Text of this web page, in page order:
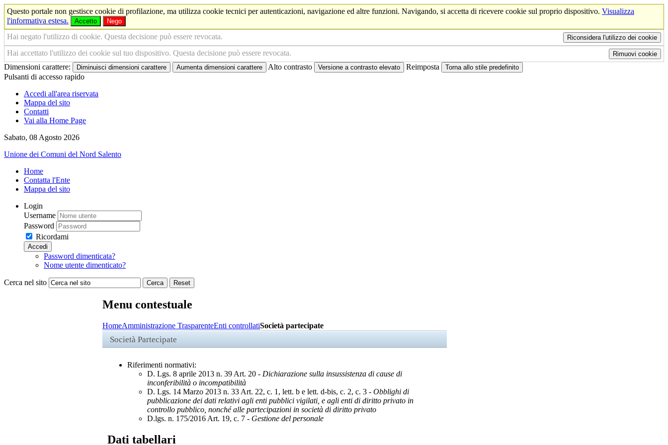
Questo portale non gestisce cookie di profilazione, ma utilizza cookie tecnici per autenticazioni, navigazione ed altre funzioni. Navigando, si accetta di ricevere cookie sul proprio dispositivo. Visualizza
l'informativa estesa.
Accetto Nego
Hai negato l'utilizzo di cookie. Questa decisione può essere revocata. Riconsidera l'utilizzo dei cookie
Hai accettato l'utilizzo dei cookie sul tuo dispositivo. Questa decisione può essere revocata. Rimuovi cookie
Dimensioni carattere: Diminuisci dimensioni carattere Aumenta dimensioni carattere Alto contrasto Versione a contrasto elevato Reimposta Torna allo stile predefinito
Pulsanti di accesso rapido
Accedi all'area riservata
Mappa del sito
Contatti
Vai alla Home Page
Sabato, 08 Agosto 2026
Unione dei Comuni del Nord Salento
Home
Contatta l'Ente
Mappa del sito
Login
Username
Password
Ricordami
Accedi
Password dimenticata?
Nome utente dimenticato?
Cerca nel sito Cerca Reset
Menu contestuale
HomeAmministrazione TrasparenteEnti controllatiSocietà partecipate
Società Partecipate
Riferimenti normativi:
D. Lgs. 8 aprile 2013 n. 39 Art. 20 - Dichiarazione sulla insussistenza di cause di
inconferibilità o incompatibilità
D. Lgs. 14 Marzo 2013 n. 33 Art. 22, c. 1, lett. b e lett. d-bis, c. 2, c. 3 - Obblighi di
pubblicazione dei dati relativi agli enti pubblici vigilati, e agli enti di diritto privato in
controllo pubblico, nonché alle partecipazioni in società di diritto privato
D.lgs. n. 175/2016 Art. 19, c. 7 - Gestione del personale
Dati tabellari